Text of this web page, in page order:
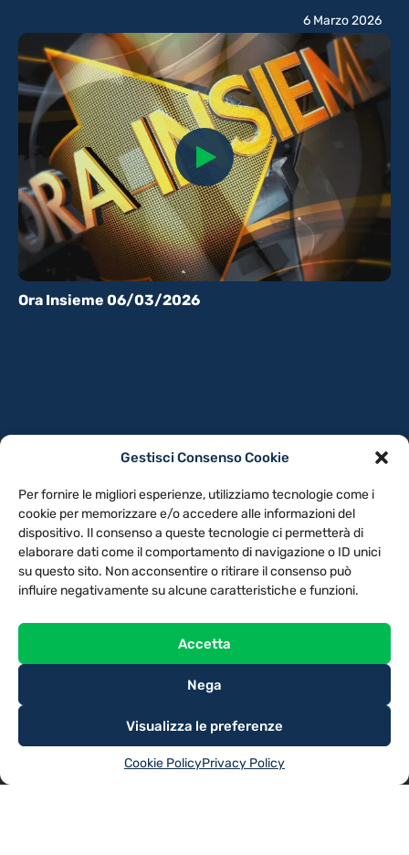
Gestisci Consenso Cookie
Per fornire le migliori esperienze, utilizziamo tecnologie come i
cookie per memorizzare e/o accedere alle informazioni del
dispositivo. Il consenso a queste tecnologie ci permetterà di
elaborare dati come il comportamento di navigazione o ID unici
su questo sito. Non acconsentire o ritirare il consenso può
influire negativamente su alcune caratteristiche e funzioni.
Accetta
Nega
Visualizza le preferenze
Cookie PolicyPrivacy Policy
Ora Insieme 06/03/2026
6 Marzo 2026
NOTE LEGALI
CONTATTACI PREFERENZE
TV LIBERA S.P.A.
Via Monteleonese 95/21 – 51100 Pistoia (PT)
Tel. 0573.9136 / Fax 0573.913615